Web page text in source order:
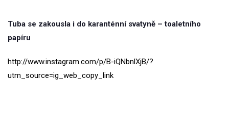
Tuba se zakousla i do karanténní svatyně – toaletního
papíru
http://www.instagram.com/p/B-iQNbnlXjB/?
utm_source=ig_web_copy_link